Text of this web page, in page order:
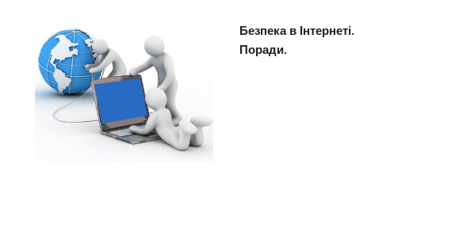
Безпека в Інтернеті.
Поради.